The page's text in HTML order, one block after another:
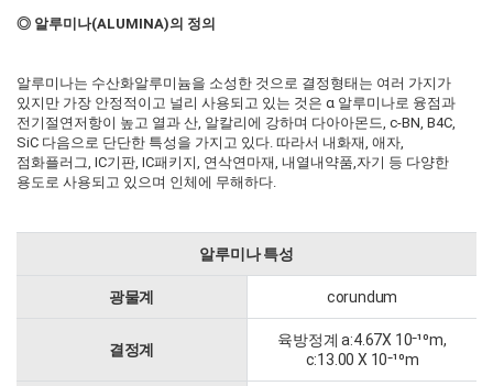
◎ 알루미나(ALUMINA)의 정의
알루미나는 수산화알루미늄을 소성한 것으로 결정형태는 여러 가지가
있지만 가장 안정적이고 널리 사용되고 있는 것은 α 알루미나로 융점과
전기절연저항이 높고 열과 산, 알칼리에 강하며 다아아몬드, c-BN, B4C,
SiC 다음으로 단단한 특성을 가지고 있다. 따라서 내화재, 애자,
점화플러그, IC기판, IC패키지, 연삭연마재, 내열내약품,자기 등 다양한
용도로 사용되고 있으며 인체에 무해하다.
알루미나 특성
광물계 corundum
결정계
육방정계 a:4.67X 10⁻¹⁰m,
c:13.00 X 10⁻¹⁰m